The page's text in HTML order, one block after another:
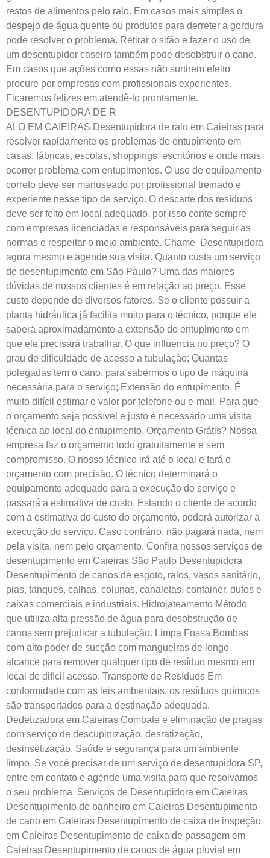
restos de alimentos pelo ralo. Em casos mais simples o
despejo de água quente ou produtos para derreter a gordura
pode resolver o problema. Retirar o sifão e fazer o uso de
um desentupidor caseiro também pode desobstruir o cano.
Em casos que ações como essas não surtirem efeito
procure por empresas com profissionais experientes.
Ficaremos felizes em atendê-lo prontamente.
DESENTUPIDORA DE R
ALO EM CAIEIRAS Desentupidora de ralo em Caieiras para
resolver rapidamente os problemas de entupimento em
casas, fábricas, escolas, shoppings, escritórios e onde mais
ocorrer problema com entupimentos. O uso de equipamento
correto deve ser manuseado por profissional treinado e
experiente nesse tipo de serviço. O descarte dos resíduos
deve ser feito em local adequado, por isso conte sempre
com empresas licenciadas e responsáveis para seguir as
normas e respeitar o meio ambiente. Chame Desentupidora
agora mesmo e agende sua visita. Quanto custa um serviço
de desentupimento em São Paulo? Uma das maiores
dúvidas de nossos clientes é em relação ao preço. Esse
custo depende de diversos fatores. Se o cliente possuir a
planta hidráulica já facilita muito para o técnico, porque ele
saberá aproximadamente a extensão do entupimento em
que ele precisará trabalhar. O que influencia no preço? O
grau de dificuldade de acesso a tubulação; Quantas
polegadas tem o cano, para sabermos o tipo de máquina
necessária para o serviço; Extensão do entupimento. É
muito difícil estimar o valor por telefone ou e-mail. Para que
o orçamento seja possível e justo é necessário uma visita
técnica ao local do entupimento. Orçamento Grátis? Nossa
empresa faz o orçamento todo gratuitamente e sem
compromisso. O nosso técnico irá até o local e fará o
orçamento com precisão. O técnico determinará o
equipamento adequado para a execução do serviço e
passará a estimativa de custo. Estando o cliente de acordo
com a estimativa do custo do orçamento, poderá autorizar a
execução do serviço. Caso contrário, não pagará nada, nem
pela visita, nem pelo orçamento. Confira nossos serviços de
desentupimento em Caieiras São Paulo Desentupidora
Desentupimento de canos de esgoto, ralos, vasos sanitário,
pias, tanques, calhas, colunas, canaletas, container, dutos e
caixas comerciais e industriais. Hidrojateamento Método
que utiliza alta pressão de água para desobstrução de
canos sem prejudicar a tubulação. Limpa Fossa Bombas
com alto poder de sucção com mangueiras de longo
alcance para remover qualquer tipo de resíduo mesmo em
local de difícil acesso. Transporte de Resíduos Em
conformidade com as leis ambientais, os resíduos químicos
são transportados para a destinação adequada.
Dedetizadora em Caieiras Combate e eliminação de pragas
com serviço de descupinização, desratização,
desinsetização. Saúde e segurança para um ambiente
limpo. Se você precisar de um serviço de desentupidora SP,
entre em contato e agende uma visita para que resolvamos
o seu problema. Serviços de Desentupidora em Caieiras
Desentupimento de banheiro em Caieiras Desentupimento
de cano em Caieiras ​Desentupimento de caixa de inspeção
em Caieiras Desentupimento de caixa de passagem em
Caieiras Desentupimento de canos de água pluvial em